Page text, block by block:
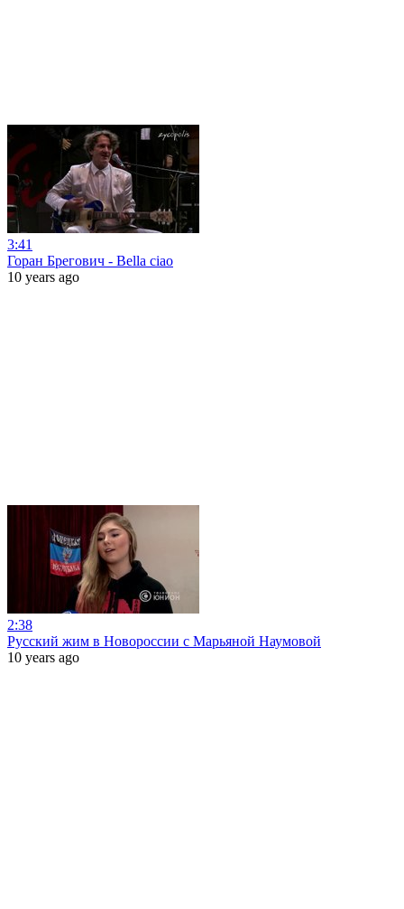
3:41
Горан Брегович - Bella ciao
10 years ago
2:38
Русский жим в Новороссии с Марьяной Наумовой
10 years ago